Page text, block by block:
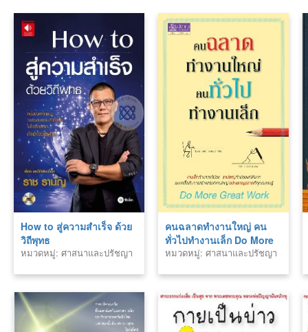
How to สู่ความสำเร็จ ด้วย
วิถีพุทธ
หมวดหมู่: ศาสนาและปรัชญา
คนฉลาดทำงานใหญ่ คน
ทั่วไปทำงานเล็ก Do More
Great Work
หมวดหมู่: ศาสนาและปรัชญา